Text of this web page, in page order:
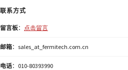
联系方式
留言板： 点击留言
邮箱：sales_at_fermitech.com.cn
电话：010-80393990